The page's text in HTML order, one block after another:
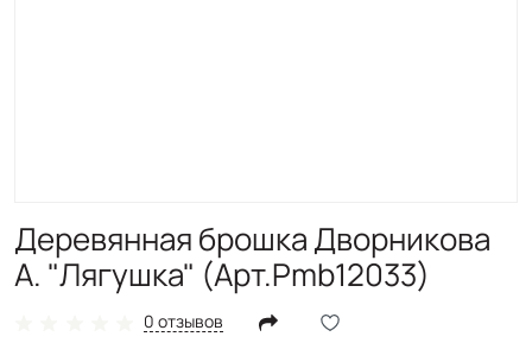
Деревянная брошка Дворникова
А. "Лягушка" (Арт.Pmb12033)
0 отзывов